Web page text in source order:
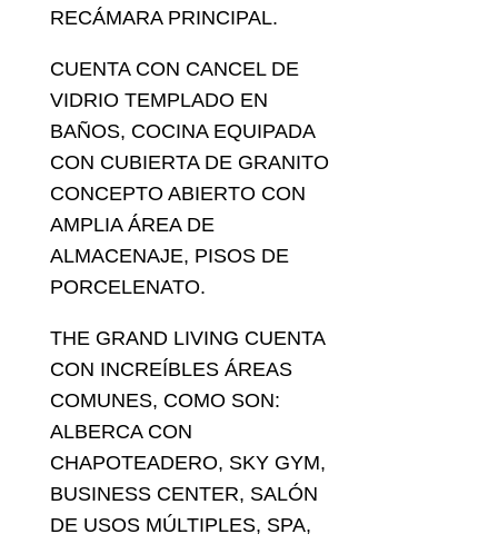
RECÁMARA PRINCIPAL.
CUENTA CON CANCEL DE
VIDRIO TEMPLADO EN
BAÑOS, COCINA EQUIPADA
CON CUBIERTA DE GRANITO
CONCEPTO ABIERTO CON
AMPLIA ÁREA DE
ALMACENAJE, PISOS DE
PORCELENATO.
THE GRAND LIVING CUENTA
CON INCREÍBLES ÁREAS
COMUNES, COMO SON:
ALBERCA CON
CHAPOTEADERO, SKY GYM,
BUSINESS CENTER, SALÓN
DE USOS MÚLTIPLES, SPA,